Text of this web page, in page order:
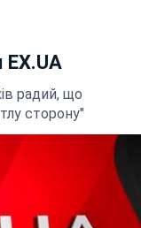
радий, що
сторону"